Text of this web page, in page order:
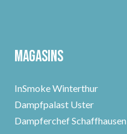
Magasins
InSmoke Winterthur
Dampfpalast Uster
Dampferchef Schaffhausen